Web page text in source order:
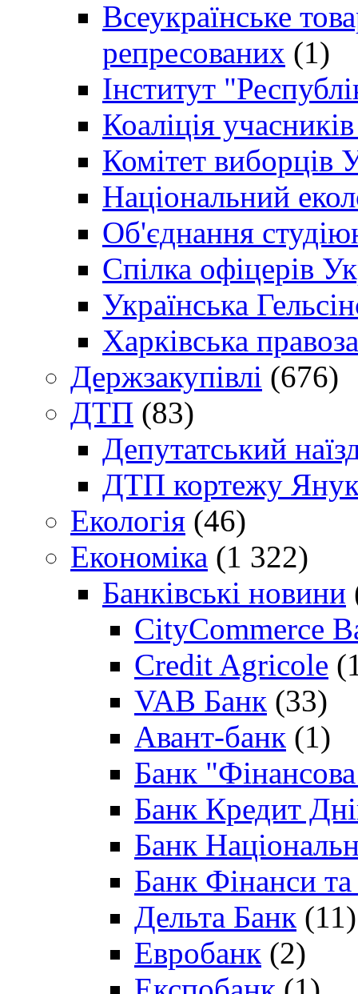
Всеукраїнське
репресованих (1)
Інститут
Коаліція
Комітет виборців
Національний
Об'єднання
Спілка офіцерів
Українська
Харківська
Держзакупівлі (676)
ДТП (83)
Депутатський
ДТП кортежу
Екологія (46)
Економіка (1 322)
Банківські новини
CityCommerce
Credit Agricole
VAB Банк (33)
Авант-банк (1)
Банк "Фінансова
Банк Кредит
Банк
Банк Фінанси
Дельта Банк (11)
Евробанк (2)